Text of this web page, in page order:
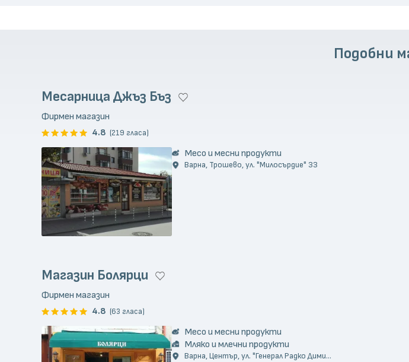
Подобни
Месарница Джъз Бъз
Фирмен магазин
4.8 (219 гласа)
Месо и месни продукти
Варна, Трошево, ул. "Милосърдие" 33
Магазин Болярци
Фирмен магазин
4.8 (63 гласа)
Месо и месни продукти
Мляко и млечни продукти
Варна, Център, ул. "Генерал Радко Дими...